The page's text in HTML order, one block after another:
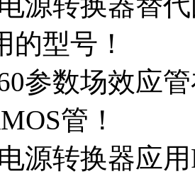
的型号！
参数场效应
管！
源转换器应